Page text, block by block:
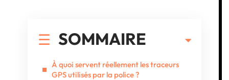
SOMMAIRE
À quoi servent réellement les traceurs
GPS utilisés par la police ?